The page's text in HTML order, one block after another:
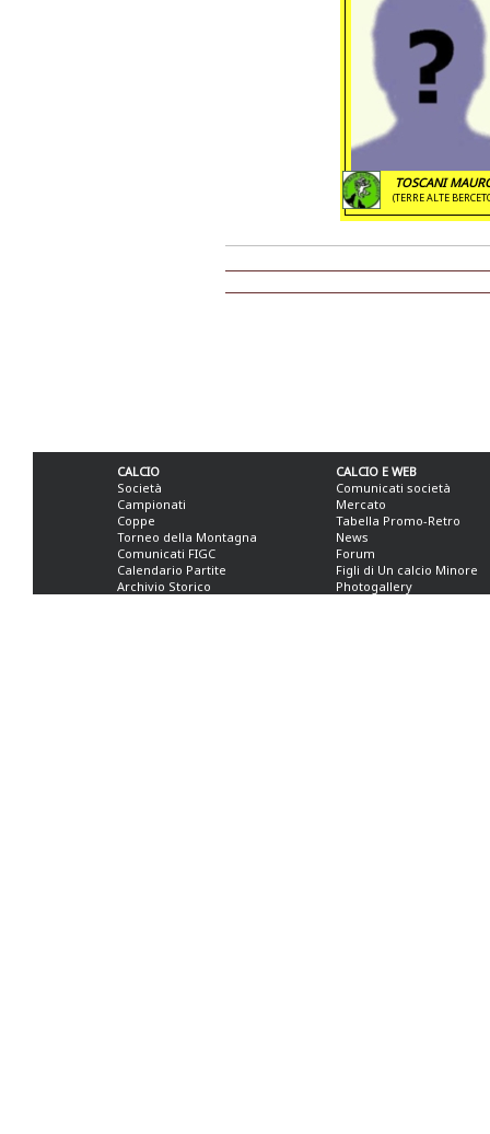
TOSCANI
(TERRE ALTE
CALCIO
Società
Campionati
Coppe
Torneo della Montagna
Comunicati FIGC
Calendario Partite
Archivio Storico
CALCIO E WEB
Comunicati società
Mercato
Tabella Promo-Retro
News
Forum
Figli di Un calcio Minore
Photogallery